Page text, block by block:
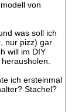
von
was soll ich
nur pizz) gar
will im DIY
ich ersteinmal
Stachel?